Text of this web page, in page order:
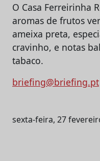
O Casa Ferreirinha
aromas de frutos
ameixa preta,
cravinho, e notas
tabaco.
briefing@briefing.pt
sexta-feira, 27